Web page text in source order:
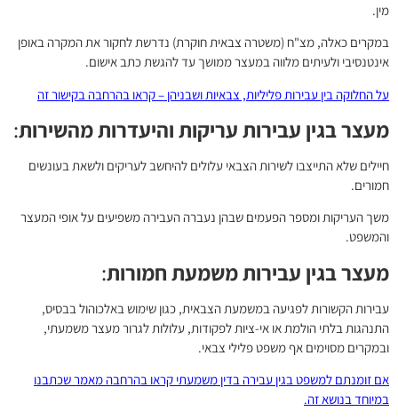
מין.
במקרים כאלה, מצ"ח (משטרה צבאית חוקרת) נדרשת לחקור את המקרה באופן
אינטנסיבי ולעיתים מלווה במעצר ממושך עד להגשת כתב אישום.
על החלוקה בין עבירות פליליות, צבאיות ושבניהן – קראו בהרחבה בקישור זה
מעצר בגין עבירות עריקות והיעדרות מהשירות:
חיילים שלא התייצבו לשירות הצבאי עלולים להיחשב לעריקים ולשאת בעונשים
חמורים.
משך העריקות ומספר הפעמים שבהן נעברה העבירה משפיעים על אופי המעצר
והמשפט.
מעצר בגין עבירות משמעת חמורות:
עבירות הקשורות לפגיעה במשמעת הצבאית, כגון שימוש באלכוהול בבסיס,
התנהגות בלתי הולמת או אי-ציות לפקודות, עלולות לגרור מעצר משמעתי,
ובמקרים מסוימים אף משפט פלילי צבאי.
אם זומנתם למשפט בגין עבירה בדין משמעתי קראו בהרחבה מאמר שכתבנו
במיוחד בנושא זה.